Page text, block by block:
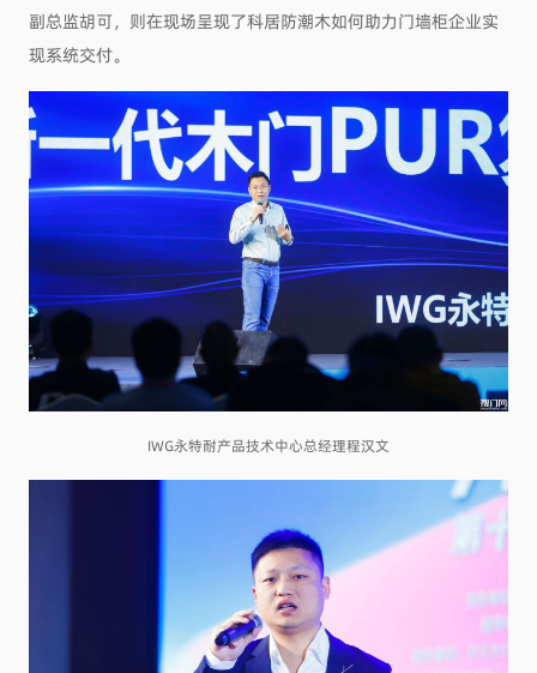
副总监胡可，则在现场呈现了科居防潮木如何助力门墙柜企业实
现系统交付。
IWG永特耐产品技术中心总经理程汉文